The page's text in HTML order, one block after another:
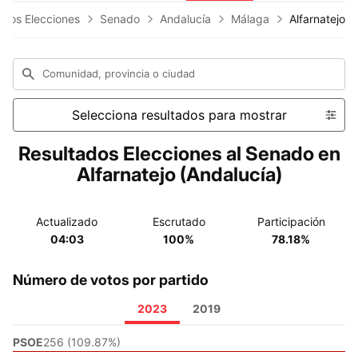
Elecciones Senado Andalucía Málaga Alfarnatejo
Comunidad, provincia o ciudad
Selecciona resultados para mostrar
Resultados Elecciones al Senado en
Alfarnatejo (Andalucía)
Actualizado
04:03
Escrutado
100%
Participación
78.18%
Número de votos por partido
2023 2019
PSOE256 (109.87%)